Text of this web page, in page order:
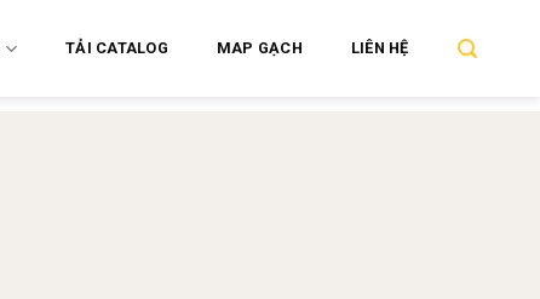
TẢI CATALOG MAP GẠCH LIÊN HỆ